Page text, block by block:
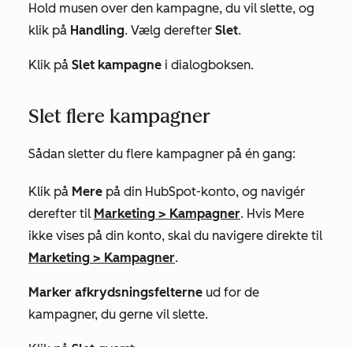
Hold musen over den kampagne, du vil slette, og
klik på Handling. Vælg derefter Slet.
Klik på Slet kampagne i dialogboksen.
Slet flere kampagner
Sådan sletter du flere kampagner på én gang:
Klik på Mere på din HubSpot-konto, og navigér
derefter til Marketing > Kampagner. Hvis Mere
ikke vises på din konto, skal du navigere direkte til
Marketing > Kampagner.
Marker afkrydsningsfelterne ud for de
kampagner, du gerne vil slette.